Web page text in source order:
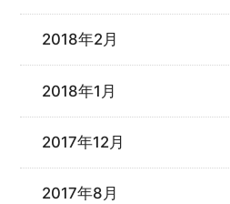
2018年2月
2018年1月
2017年12月
2017年8月